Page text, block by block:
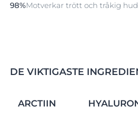
98%Motverkar trött och tråkig hud
DE VIKTIGASTE
ARCTIIN